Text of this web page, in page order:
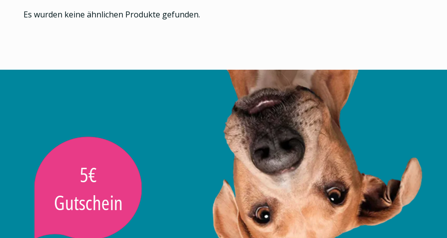
Es wurden keine ähnlichen Produkte gefunden.
5€
Gutschein